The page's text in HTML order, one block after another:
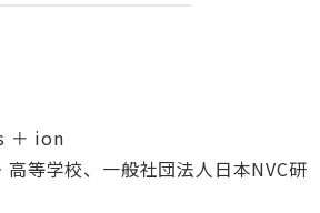
＋ ion
等学校、一般社団法人日本NVC研